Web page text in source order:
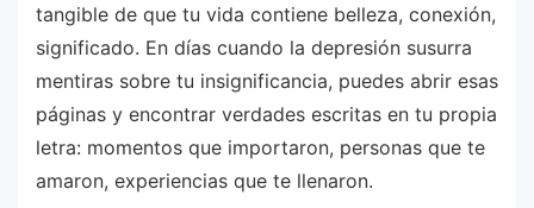
tangible de que tu vida contiene belleza, conexión,
significado. En días cuando la depresión susurra
mentiras sobre tu insignificancia, puedes abrir esas
páginas y encontrar verdades escritas en tu propia
letra: momentos que importaron, personas que te
amaron, experiencias que te llenaron.